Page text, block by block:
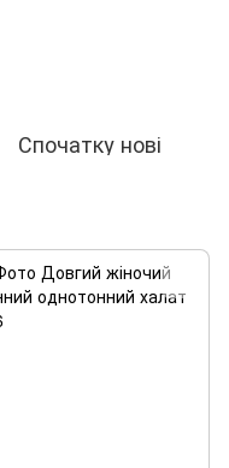
Спочатку нові